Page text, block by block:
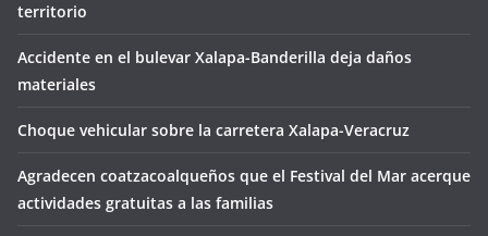
territorio
Accidente en el bulevar Xalapa-Banderilla deja daños
materiales
Choque vehicular sobre la carretera Xalapa-Veracruz
Agradecen coatzacoalqueños que el Festival del Mar acerque
actividades gratuitas a las familias